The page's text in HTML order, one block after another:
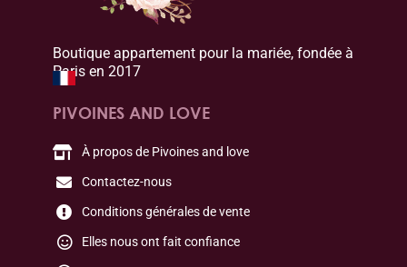
Boutique appartement pour la mariée, fondée à
Paris en 2017
PIVOINES AND LOVE
À propos de Pivoines and love
Contactez-nous
Conditions générales de vente
Elles nous ont fait confiance